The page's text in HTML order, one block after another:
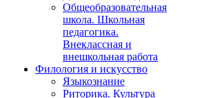
Общеобразовательная
школа. Школьная
педагогика.
Внеклассная и
внешкольная работа
Филология и искусство
Языкознание
Риторика. Культура